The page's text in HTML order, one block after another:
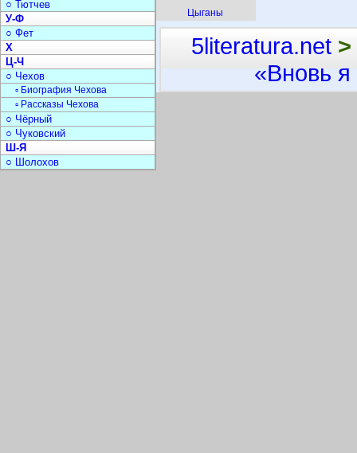
Цыганы
○ Тютчев
У-Ф
○ Фет
Х
Ц-Ч
○ Чехов
▫ Биография Чехова
▫ Рассказы Чехова
○ Чёрный
○ Чуковский
Ш-Я
○ Шолохов
5literatura.net >
«Вновь я